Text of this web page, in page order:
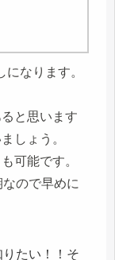
なります。
と思います
しょう。
可能です。
ので早めに
りたい！！そ